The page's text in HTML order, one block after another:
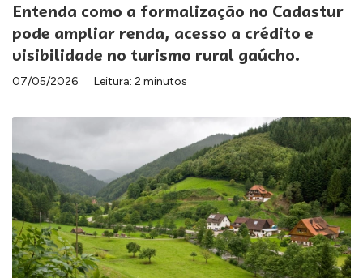
Entenda como a formalização no Cadastur
pode ampliar renda, acesso a crédito e
visibilidade no turismo rural gaúcho.
07/05/2026 Leitura: 2 minutos